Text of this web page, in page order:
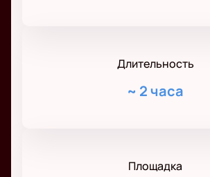
Длительность
~ 2 часа
Площадка